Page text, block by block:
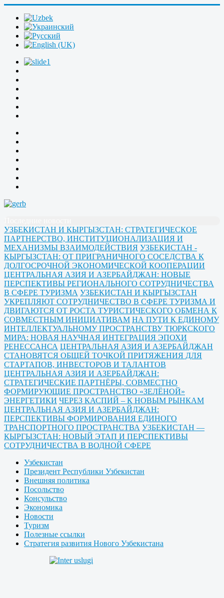
УЗБЕКИСТАН И КЫРГЫЗСТАН: СТРАТЕГИЧЕСКОЕ
ПАРТНЕРСТВО, ИНСТИТУЦИОНАЛИЗАЦИЯ И
МЕХАНИЗМЫ ВЗАИМОДЕЙСТВИЯ УЗБЕКИСТАН -
КЫРГЫЗСТАН: ОТ ПРИГРАНИЧНОГО СОСЕДСТВА К
ДОЛГОСРОЧНОЙ ЭКОНОМИЧЕСКОЙ КООПЕРАЦИИ
ЦЕНТРАЛЬНАЯ АЗИЯ И АЗЕРБАЙДЖАН: НОВЫЕ
ПЕРСПЕКТИВЫ РЕГИОНАЛЬНОГО СОТРУДНИЧЕСТВА
В СФЕРЕ ТУРИЗМА УЗБЕКИСТАН И КЫРГЫЗСТАН
УКРЕПЛЯЮТ СОТРУДНИЧЕСТВО В СФЕРЕ ТУРИЗМА И
ДВИГАЮТСЯ ОТ РОСТА ТУРИСТИЧЕСКОГО ОБМЕНА К
СОВМЕСТНЫМ ИНИЦИАТИВАМ НА ПУТИ К ЕДИНОМУ
ИНТЕЛЛЕКТУАЛЬНОМУ ПРОСТРАНСТВУ ТЮРКСКОГО
МИРА: НОВАЯ НАУЧНАЯ ИНТЕГРАЦИЯ ЭПОХИ
РЕНЕССАНСА ЦЕНТРАЛЬНАЯ АЗИЯ И АЗЕРБАЙДЖАН
СТАНОВЯТСЯ ОБЩЕЙ ТОЧКОЙ ПРИТЯЖЕНИЯ ДЛЯ
СТАРТАПОВ, ИНВЕСТОРОВ И ТАЛАНТОВ
ЦЕНТРАЛЬНАЯ АЗИЯ И АЗЕРБАЙДЖАН:
СТРАТЕГИЧЕСКИЕ ПАРТНЁРЫ, СОВМЕСТНО
ФОРМИРУЮЩИЕ ПРОСТРАНСТВО «ЗЕЛЁНОЙ»
ЭНЕРГЕТИКИ ЧЕРЕЗ КАСПИЙ – К НОВЫМ РЫНКАМ
ЦЕНТРАЛЬНАЯ АЗИЯ И АЗЕРБАЙДЖАН:
ПЕРСПЕКТИВЫ ФОРМИРОВАНИЯ ЕДИНОГО
ТРАНСПОРТНОГО ПРОСТРАНСТВА УЗБЕКИСТАН —
КЫРГЫЗСТАН: НОВЫЙ ЭТАП И ПЕРСПЕКТИВЫ
СОТРУДНИЧЕСТВА В ВОДНОЙ СФЕРЕ
Узбекистан
Президент Республики Узбекистан
Внешняя политика
Посольство
Консульство
Экономика
Новости
Туризм
Полезные ссылки
Стратегия развития Нового Узбекистана